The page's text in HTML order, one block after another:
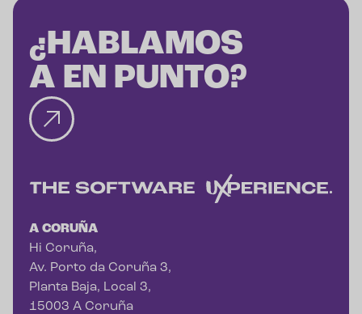
¿HABLAMOS
A EN PUNTO?
A CORUÑA
Hi Coruña,
Av. Porto da Coruña 3,
Planta Baja, Local 3,
15003 A Coruña